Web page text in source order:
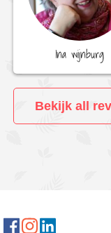
Ina wijnburg
Bekijk all